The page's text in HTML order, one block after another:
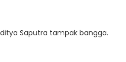
Saputra tampak bangga.